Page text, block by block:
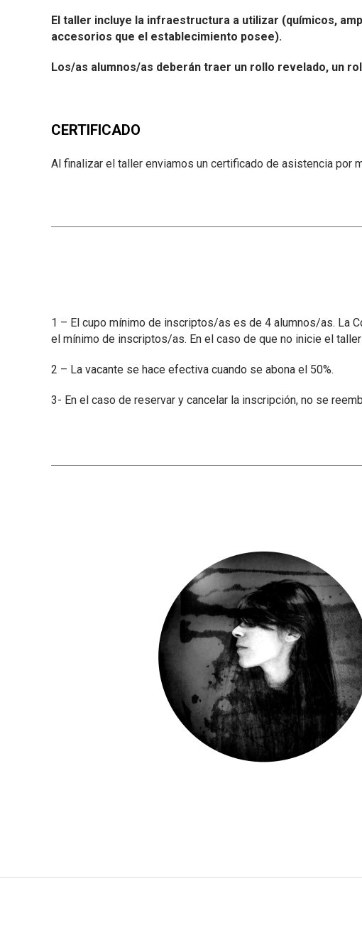
El taller incluye la infraestructura a utilizar (químicos,
accesorios que el establecimiento posee).
Los/as alumnos/as deberán traer un rollo revelado, un
CERTIFICADO
Al finalizar el taller enviamos un certificado de asistencia por
1 – El cupo mínimo de inscriptos/as es de 4 alumnos/as. La
el mínimo de inscriptos/as. En el caso de que no inicie el
2 – La vacante se hace efectiva cuando se abona el 50%.
3- En el caso de reservar y cancelar la inscripción, no se